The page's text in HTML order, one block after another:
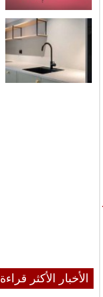
الأخبار الأكثر قراءة